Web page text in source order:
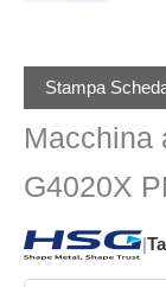
Stampa
Macchina
G4020X